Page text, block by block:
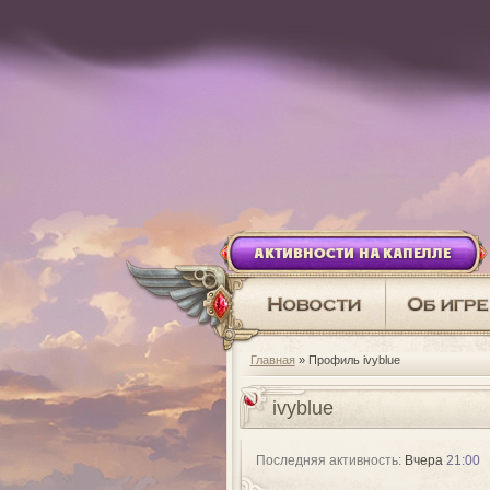
АКТИВНОСТИ НА КАПЕЛЛЕ
Главная» Профиль ivyblue
ivyblue
Последняя активность:Вчера 21:00